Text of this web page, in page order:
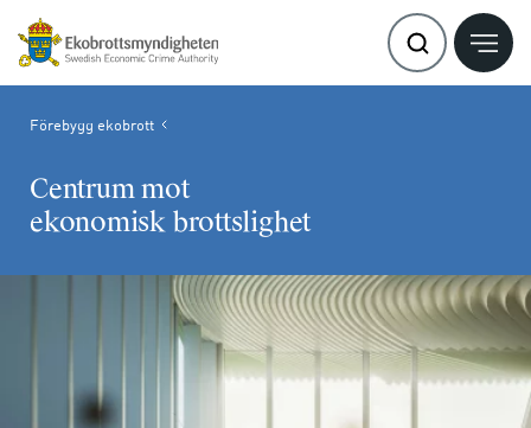
Förebygg ekobrott
Centrum mot
ekonomisk brottslighet